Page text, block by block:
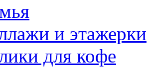
и этажерки
для кофе